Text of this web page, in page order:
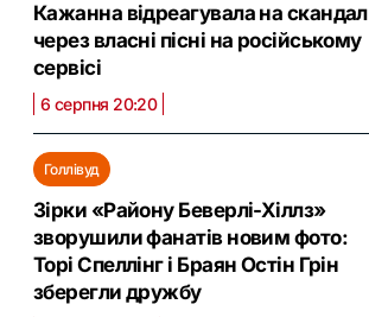
Кажанна відреагувала на скандал
через власні пісні на російському
сервісі
6 серпня 20:20
Голлівуд
Зірки «Району Беверлі-Хіллз»
зворушили фанатів новим фото:
Торі Спеллінг і Браян Остін Грін
зберегли дружбу